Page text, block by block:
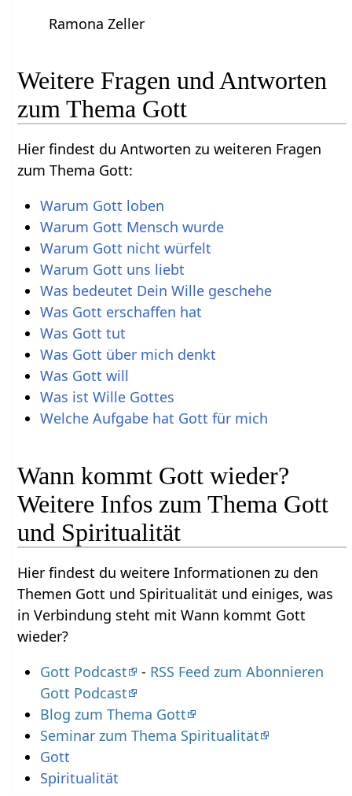
Ramona Zeller
Weitere Fragen und Antworten
zum Thema Gott
Hier findest du Antworten zu weiteren Fragen
zum Thema Gott:
Warum Gott loben
Warum Gott Mensch wurde
Warum Gott nicht würfelt
Warum Gott uns liebt
Was bedeutet Dein Wille geschehe
Was Gott erschaffen hat
Was Gott tut
Was Gott über mich denkt
Was Gott will
Was ist Wille Gottes
Welche Aufgabe hat Gott für mich
Wann kommt Gott wieder?
Weitere Infos zum Thema Gott
und Spiritualität
Hier findest du weitere Informationen zu den
Themen Gott und Spiritualität und einiges, was
in Verbindung steht mit Wann kommt Gott
wieder?
Gott Podcast
- RSS Feed zum Abonnieren
Gott Podcast
Blog zum Thema Gott
Seminar zum Thema Spiritualität
Gott
Spiritualität